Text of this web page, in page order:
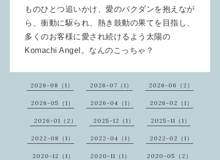
ものひとつ追いかけ、愛のバクダンを抱えなが
ら、衝動に駆られ、熱き鼓動の果てを目指し、
多くのお客様に愛され続けるよう太陽の
Komachi Angel。 なんのこっちゃ？
2026-08（1） 2026-07（1） 2026-06（2）
2026-05（1） 2026-04（1） 2026-02（1）
2026-01（2） 2025-12（1） 2025-11（1）
2022-08（1） 2022-04（1） 2022-02（1）
2020-12（1） 2020-11（1） 2020-05（2）